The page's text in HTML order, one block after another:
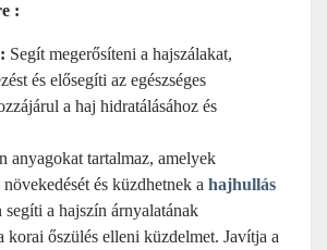
:
Segít megerősíteni a hajszálakat,
és elősegíti az egészséges
a haj hidratálásához és
anyagokat tartalmaz, amelyek
és küzdhetnek a hajhullás
a hajszín árnyalatának
korai őszülés elleni küzdelmet. Javítja a